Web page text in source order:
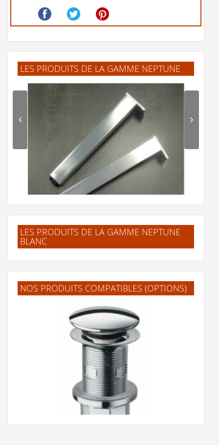
LES PRODUITS DE LA GAMME NEPTUNE
Voir le produit
LES PRODUITS DE LA GAMME NEPTUNE
BLANC
NOS PRODUITS COMPATIBLES (OPTIONS)